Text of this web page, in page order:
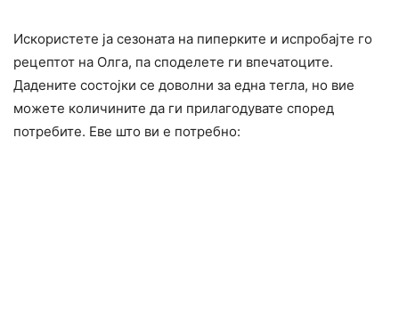
Искористете ја сезоната на пиперките и испробајте го
рецептот на Олга, па споделете ги впечатоците.
Дадените состојки се доволни за една тегла, но вие
можете количините да ги прилагодувате според
потребите. Еве што ви е потребно: